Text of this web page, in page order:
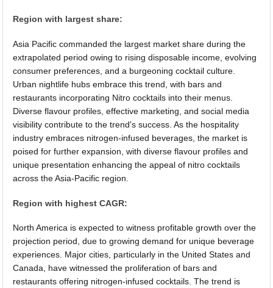
Region with largest share:
Asia Pacific commanded the largest market share during the
extrapolated period owing to rising disposable income, evolving
consumer preferences, and a burgeoning cocktail culture.
Urban nightlife hubs embrace this trend, with bars and
restaurants incorporating Nitro cocktails into their menus.
Diverse flavour profiles, effective marketing, and social media
visibility contribute to the trend's success. As the hospitality
industry embraces nitrogen-infused beverages, the market is
poised for further expansion, with diverse flavour profiles and
unique presentation enhancing the appeal of nitro cocktails
across the Asia-Pacific region.
Region with highest CAGR:
North America is expected to witness profitable growth over the
projection period, due to growing demand for unique beverage
experiences. Major cities, particularly in the United States and
Canada, have witnessed the proliferation of bars and
restaurants offering nitrogen-infused cocktails. The trend is